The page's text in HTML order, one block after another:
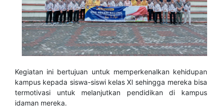
Kegiatan ini bertujuan untuk memperkenalkan kehidupan
kampus kepada siswa-siswi kelas XI sehingga mereka bisa
termotivasi untuk melanjutkan pendidikan di kampus
idaman mereka.